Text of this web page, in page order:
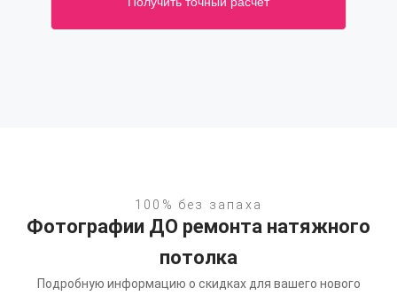
100% без запаха
Фотографии ДО ремонта натяжного
потолка
Подробную информацию о скидках для вашего нового